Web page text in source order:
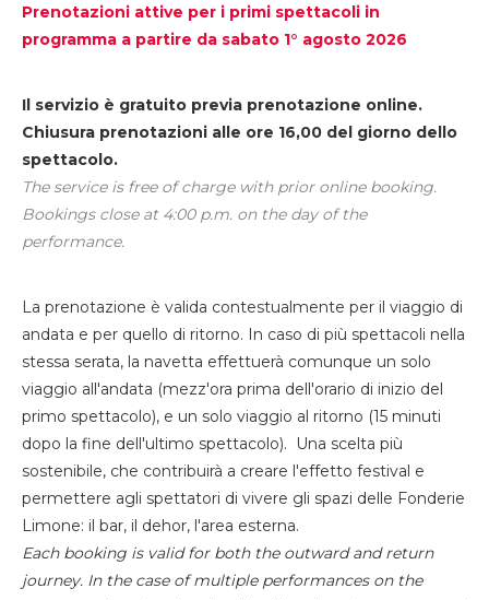
Prenotazioni attive per i primi spettacoli in
programma a partire da sabato 1° agosto 2026
Il servizio è gratuito previa prenotazione online.
Chiusura prenotazioni alle ore 16,00 del giorno dello
spettacolo.
The service is free of charge with prior online booking.
Bookings close at 4:00 p.m. on the day of the
performance.
La prenotazione è valida contestualmente per il viaggio di
andata e per quello di ritorno. In caso di più spettacoli nella
stessa serata, la navetta effettuerà comunque un solo
viaggio all'andata (mezz'ora prima dell'orario di inizio del
primo spettacolo), e un solo viaggio al ritorno (15 minuti
dopo la fine dell'ultimo spettacolo). Una scelta più
sostenibile, che contribuirà a creare l'effetto festival e
permettere agli spettatori di vivere gli spazi delle Fonderie
Limone: il bar, il dehor, l'area esterna.
Each booking is valid for both the outward and return
journey. In the case of multiple performances on the